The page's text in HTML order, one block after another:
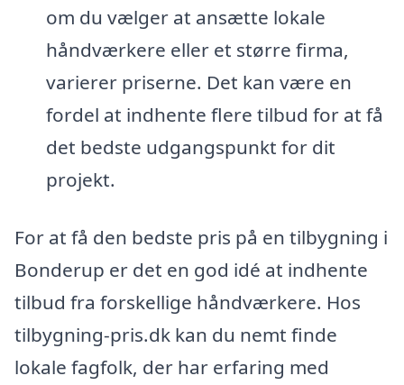
om du vælger at ansætte lokale
håndværkere eller et større firma,
varierer priserne. Det kan være en
fordel at indhente flere tilbud for at få
det bedste udgangspunkt for dit
projekt.
For at få den bedste pris på en tilbygning i
Bonderup er det en god idé at indhente
tilbud fra forskellige håndværkere. Hos
tilbygning-pris.dk kan du nemt finde
lokale fagfolk, der har erfaring med